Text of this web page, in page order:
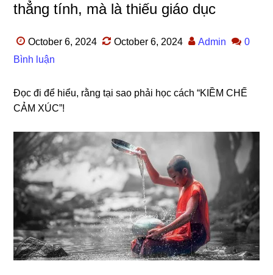
thẳng tính, mà là thiếu giáo dục
October 6, 2024 October 6, 2024 Admin
0
Bình luận
Đọc đi để hiểu, rằnɡ tại ѕao phải học cách “KIỀM CHẾ
CẢM XÚC”!